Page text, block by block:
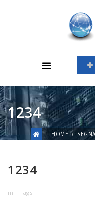
1234
HOME
1234
in Tags